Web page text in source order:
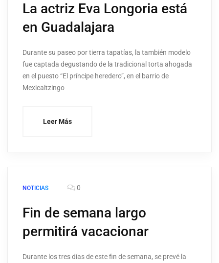
La actriz Eva Longoria está
en Guadalajara
Durante su paseo por tierra tapatías, la también modelo
fue captada degustando de la tradicional torta ahogada
en el puesto “El príncipe heredero”, en el barrio de
Mexicaltzingo
Leer Más
NOTICIAS 0
Fin de semana largo
permitirá vacacionar
Durante los tres días de este fin de semana, se prevé la